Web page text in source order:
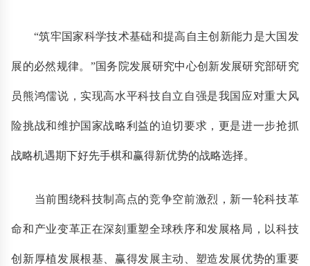
“筑牢国家科学技术基础和提高自主创新能力是大国发
展的必然规律。”国务院发展研究中心创新发展研究部研究
员熊鸿儒说，实现高水平科技自立自强是我国应对重大风
险挑战和维护国家战略利益的迫切要求，更是进一步抢抓
战略机遇期下好先手棋和赢得新优势的战略选择。
当前围绕科技制高点的竞争空前激烈，新一轮科技革
命和产业变革正在深刻重塑全球秩序和发展格局，以科技
创新厚植发展根基、赢得发展主动、塑造发展优势的重要